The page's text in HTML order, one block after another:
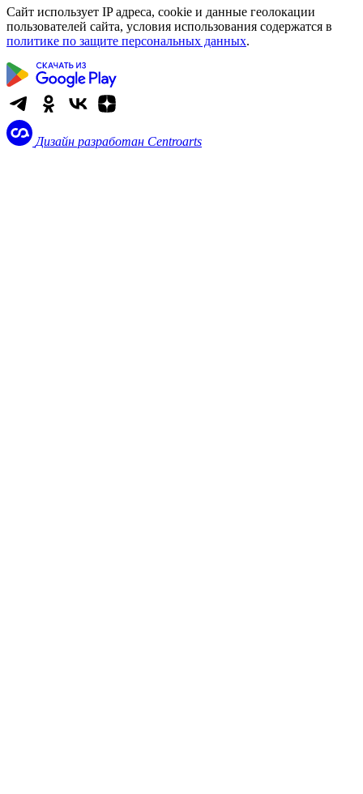
Сайт использует IP адреса, cookie и данные геолокации
пользователей сайта, условия использования содержатся в
политике по защите персональных данных.
Дизайн разработан Centroarts